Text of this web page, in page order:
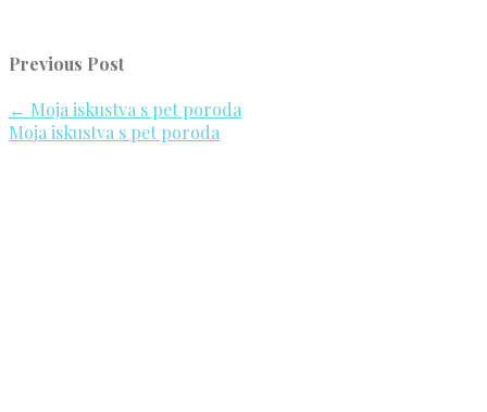
Previous Post
← Moja iskustva s pet poroda
Moja iskustva s pet poroda